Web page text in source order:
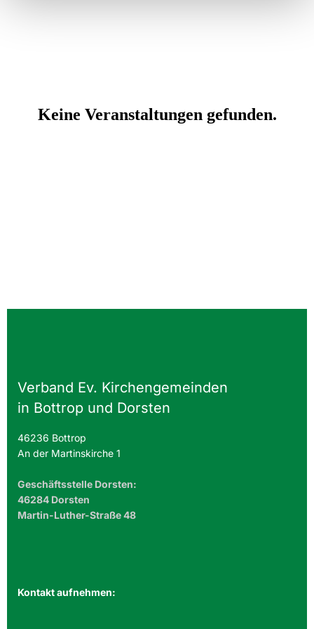
Verband Ev. Kirchengemeinden
in Bottrop und Dorsten
46236 Bottrop
An der Martinskirche 1
Geschäftsstelle Dorsten:
46284 Dorsten
Martin-Luther-Straße 48
Kontakt aufnehmen: